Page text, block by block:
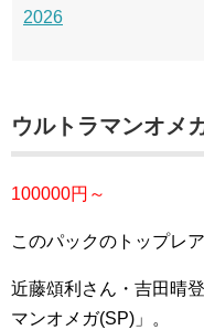
2026
ウルトラマンオメ
100000円～
このパックのトップレア
近藤頌利さん・吉田晴
マンオメガ(SP)」。